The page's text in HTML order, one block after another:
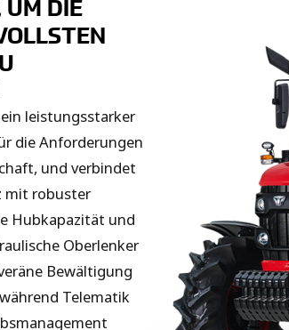
UM DIE
leistungsstarker
die Anforderungen
und verbindet
mit robuster
Hubkapazität und
Oberlenker
Bewältigung
Telematik